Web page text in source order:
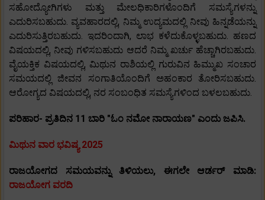
ಸಹೋದ್ಯೋಗಿಗಳು ಮತ್ತು ಮೇಲಧಿಕಾರಿಗಳೊಂದಿಗೆ ಸಮಸ್ಯೆಗಳನ್ನು
ಎದುರಿಸಬಹುದು. ವ್ಯವಹಾರದಲ್ಲಿ, ನಿಮ್ಮ ಉದ್ಯಮದಲ್ಲಿ ನೀವು ಹಿನ್ನಡೆಯನ್ನು
ಎದುರಿಸುತ್ತಿರಬಹುದು. ಇದರಿಂದಾಗಿ, ಲಾಭ ಕಳೆದುಕೊಳ್ಳಬಹುದು. ಹಣದ
ವಿಷಯದಲ್ಲಿ, ನೀವು ಗಳಿಸಬಹುದು ಆದರೆ ನಿಮ್ಮ ಖರ್ಚು ಹೆಚ್ಚಾಗಿರಬಹುದು.
ವೈಯಕ್ತಿಕ ವಿಷಯದಲ್ಲಿ, ಮಿಥುನ ರಾಶಿಯಲ್ಲಿ ಗುರುವಿನ ಹಿಮ್ಮುಖ ಸಂಚಾರ
ಸಮಯದಲ್ಲಿ ಜೀವನ ಸಂಗಾತಿಯೊಂದಿಗೆ ಅಹಂಕಾರ ತೋರಿಸಬಹುದು.
ಆರೋಗ್ಯದ ವಿಷಯದಲ್ಲಿ, ನರ ಸಂಬಂಧಿತ ಸಮಸ್ಯೆಗಳಿಂದ ಬಳಲಬಹುದು.
ಪರಿಹಾರ- ಪ್ರತಿದಿನ 11 ಬಾರಿ "ಓಂ ನಮೋ ನಾರಾಯಣ" ಎಂದು ಜಪಿಸಿ.
ಮಿಥುನ ವಾರ ಭವಿಷ್ಯ 2025
ರಾಜಯೋಗದ ಸಮಯವನ್ನು ತಿಳಿಯಲು, ಈಗಲೇ ಆರ್ಡರ್ ಮಾಡಿ:
ರಾಜಯೋಗ ವರದಿ